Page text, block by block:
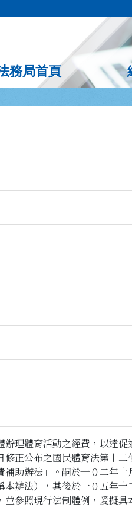
務局首頁
理體育活動之經費，以達促
正公布之國民體育法第十二
助辦法」。嗣於一０二年十
辦法），其後於一０五年十
參照現行法制體例，爰擬具